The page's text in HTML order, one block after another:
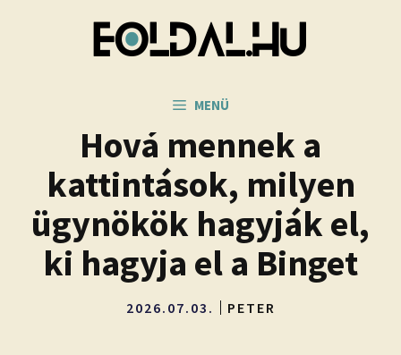
MENÜ
Hová mennek a
kattintások, milyen
ügynökök hagyják el,
ki hagyja el a Binget
2026.07.03. PETER